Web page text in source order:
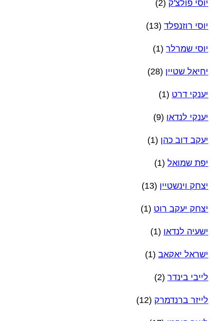
יוסי פולצ'ק (2)
יוסי רוזנפלד (13)
יוסי שמרלר (1)
יחיאל שטיין (28)
יענקי דרט (1)
יענקי לנדאו (9)
יעקב דוב כהן (1)
יפת שמואל (1)
יצחק וינשטיין (13)
יצחק יעקב רוט (1)
ישעיה לנדאו (1)
ישראל יאקאב (1)
לייבי בינדר (2)
לייזר ברנדמרק (12)